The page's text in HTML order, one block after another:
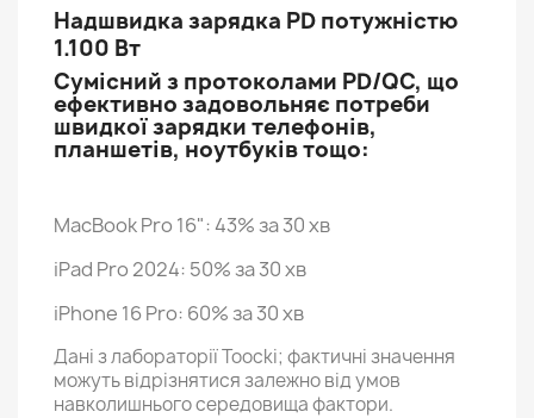
Надшвидка зарядка PD потужністю
1.100 Вт
Сумісний з протоколами PD/QC, що
ефективно задовольняє потреби
швидкої зарядки телефонів,
планшетів, ноутбуків тощо:
MacBook Pro 16": 43% за 30 хв
iPad Pro 2024: 50% за 30 хв
iPhone 16 Pro: 60% за 30 хв
Дані з лабораторії Toocki; фактичні значення
можуть відрізнятися залежно від умов
навколишнього середовища фактори.